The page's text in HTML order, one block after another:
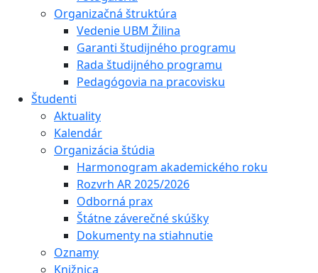
Organizačná štruktúra
Vedenie UBM Žilina
Garanti študijného programu
Rada študijného programu
Pedagógovia na pracovisku
Študenti
Aktuality
Kalendár
Organizácia štúdia
Harmonogram akademického roku
Rozvrh AR 2025/2026
Odborná prax
Štátne záverečné skúšky
Dokumenty na stiahnutie
Oznamy
Knižnica